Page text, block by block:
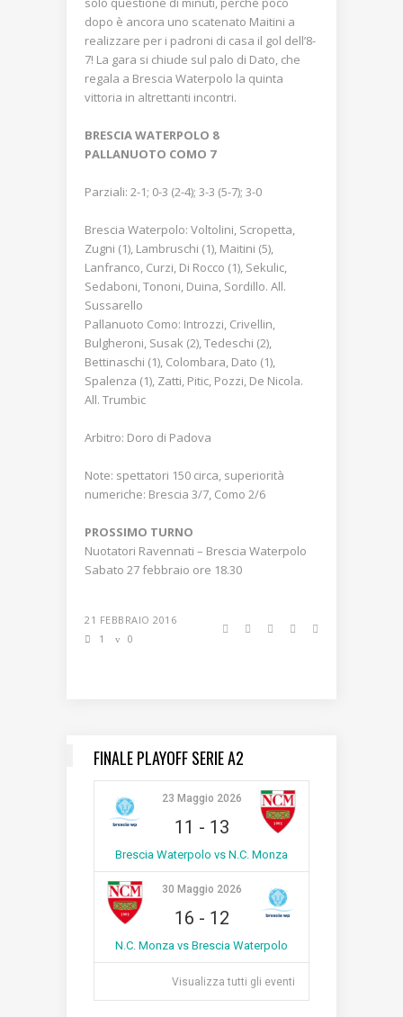
dopo è ancora uno scatenato Maitini a
realizzare per i padroni di casa il gol dell’8-
7! La gara si chiude sul palo di Dato, che
regala a Brescia Waterpolo la quinta
vittoria in altrettanti incontri.
BRESCIA WATERPOLO 8
PALLANUOTO COMO 7
Parziali: 2-1; 0-3 (2-4); 3-3 (5-7); 3-0
Brescia Waterpolo: Voltolini, Scropetta,
Zugni (1), Lambruschi (1), Maitini (5),
Lanfranco, Curzi, Di Rocco (1), Sekulic,
Sedaboni, Tononi, Duina, Sordillo. All.
Sussarello
Pallanuoto Como: Introzzi, Crivellin,
Bulgheroni, Susak (2), Tedeschi (2),
Bettinaschi (1), Colombara, Dato (1),
Spalenza (1), Zatti, Pitic, Pozzi, De Nicola.
All. Trumbic
Arbitro: Doro di Padova
Note: spettatori 150 circa, superiorità
numeriche: Brescia 3/7, Como 2/6
PROSSIMO TURNO
Nuotatori Ravennati – Brescia Waterpolo
Sabato 27 febbraio ore 18.30
21 FEBBRAIO 2016
1
0
FINALE PLAYOFF SERIE A2
23 Maggio 2026
11 - 13
Brescia Waterpolo vs N.C. Monza
30 Maggio 2026
16 - 12
N.C. Monza vs Brescia Waterpolo
Visualizza tutti gli eventi